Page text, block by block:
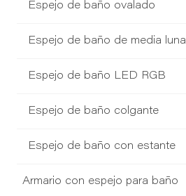
Espejo de baño ovalado
Espejo de baño de media luna
Espejo de baño LED RGB
Espejo de baño colgante
Espejo de baño con estante
Armario con espejo para baño